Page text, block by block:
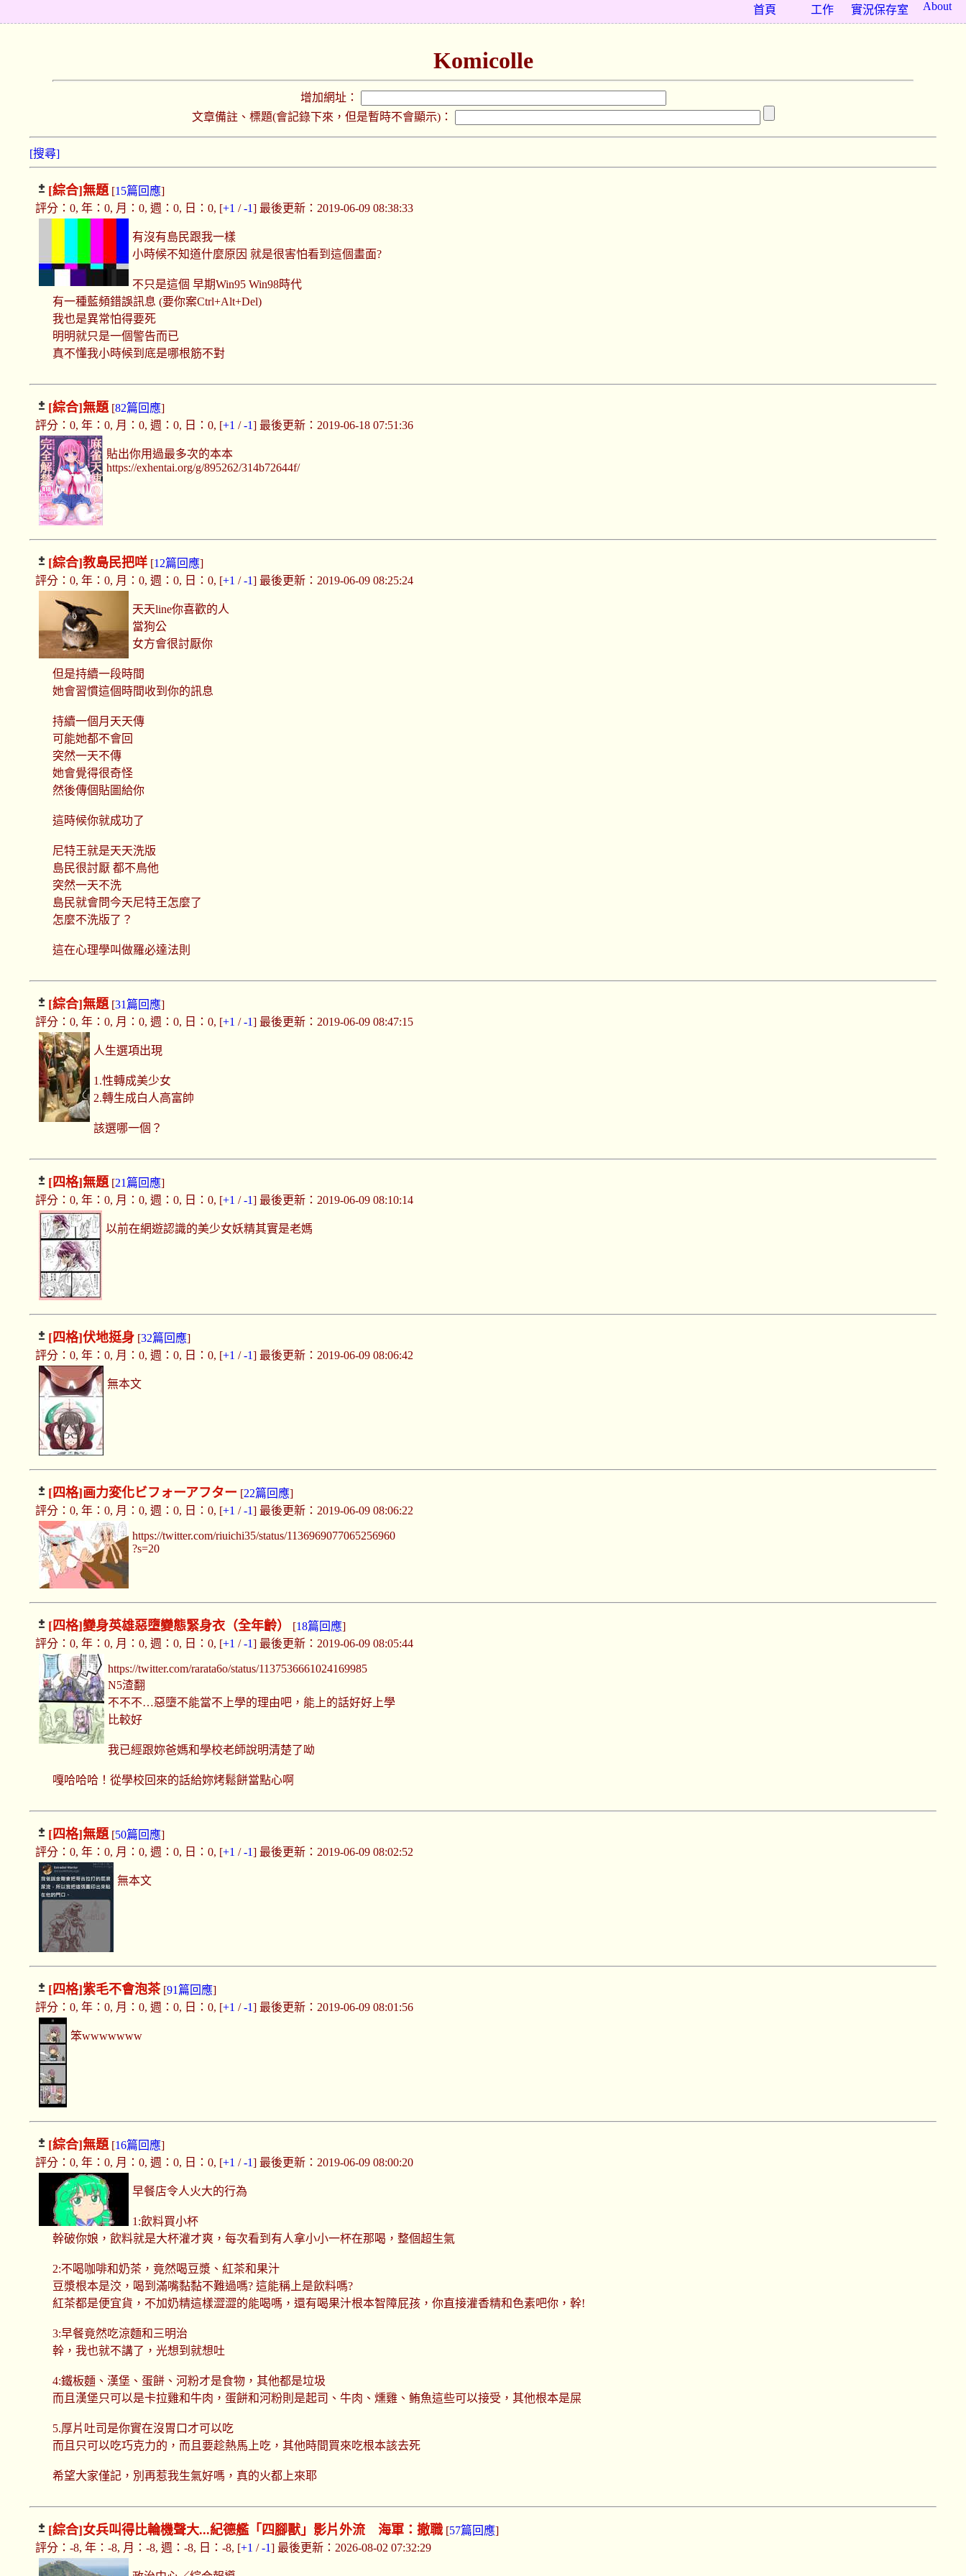
About
實況保存室
工作
首頁
Komicolle
增加網址：
文章備註、標題(會記錄下來，但是暫時不會顯示)：
[搜尋]
[綜合]無題 [15篇回應]
評分：0, 年：0, 月：0, 週：0, 日：0, [+1 /-1] 最後更新：2019-06-09 08:38:33
有沒有島民跟我一樣
小時候不知道什麼原因 就是很害怕看到這個畫面?
不只是這個 早期Win95 Win98時代
有一種藍頻錯誤訊息 (要你案Ctrl+Alt+Del)
我也是異常怕得要死
明明就只是一個警告而已
真不懂我小時候到底是哪根筋不對
[綜合]無題 [82篇回應]
評分：0, 年：0, 月：0, 週：0, 日：0, [+1 /-1] 最後更新：2019-06-18 07:51:36
貼出你用過最多次的本本
https://exhentai.org/g/895262/314b72644f/
[綜合]教島民把咩 [12篇回應]
評分：0, 年：0, 月：0, 週：0, 日：0, [+1 /-1] 最後更新：2019-06-09 08:25:24
天天line你喜歡的人
當狗公
女方會很討厭你
但是持續一段時間
她會習慣這個時間收到你的訊息
持續一個月天天傳
可能她都不會回
突然一天不傳
她會覺得很奇怪
然後傳個貼圖給你
這時候你就成功了
尼特王就是天天洗版
島民很討厭 都不鳥他
突然一天不洗
島民就會問今天尼特王怎麼了
怎麼不洗版了？
這在心理學叫做羅必達法則
[綜合]無題 [31篇回應]
評分：0, 年：0, 月：0, 週：0, 日：0, [+1 /-1] 最後更新：2019-06-09 08:47:15
人生選項出現
1.性轉成美少女
2.轉生成白人高富帥
該選哪一個？
[四格]無題 [21篇回應]
評分：0, 年：0, 月：0, 週：0, 日：0, [+1 /-1] 最後更新：2019-06-09 08:10:14
以前在網遊認識的美少女妖精其實是老媽
[四格]伏地挺身 [32篇回應]
評分：0, 年：0, 月：0, 週：0, 日：0, [+1 /-1] 最後更新：2019-06-09 08:06:42
無本文
[四格]画力変化ビフォーアフター [22篇回應]
評分：0, 年：0, 月：0, 週：0, 日：0, [+1 /-1] 最後更新：2019-06-09 08:06:22
https://twitter.com/riuichi35/status/1136969077065256960
?s=20
[四格]變身英雄惡墮變態緊身衣（全年齡） [18篇回應]
評分：0, 年：0, 月：0, 週：0, 日：0, [+1 /-1] 最後更新：2019-06-09 08:05:44
https://twitter.com/rarata6o/status/1137536661024169985
N5渣翻
不不不…惡墮不能當不上學的理由吧，能上的話好好上學
比較好
我已經跟妳爸媽和學校老師說明清楚了呦
嘎哈哈哈！從學校回來的話給妳烤鬆餅當點心啊
[四格]無題 [50篇回應]
評分：0, 年：0, 月：0, 週：0, 日：0, [+1 /-1] 最後更新：2019-06-09 08:02:52
無本文
[四格]紫毛不會泡茶[91篇回應]
評分：0, 年：0, 月：0, 週：0, 日：0, [+1 /-1] 最後更新：2019-06-09 08:01:56
笨wwwwwww
[綜合]無題 [16篇回應]
評分：0, 年：0, 月：0, 週：0, 日：0, [+1 /-1] 最後更新：2019-06-09 08:00:20
早餐店令人火大的行為
1:飲料買小杯
幹破你娘，飲料就是大杯灌才爽，每次看到有人拿小小一杯在那喝，整個超生氣
2:不喝咖啡和奶茶，竟然喝豆漿、紅茶和果汁
豆漿根本是洨，喝到滿嘴黏黏不難過嗎? 這能稱上是飲料嗎?
紅茶都是便宜貨，不加奶精這樣澀澀的能喝嗎，還有喝果汁根本智障屁孩，你直接灌香精和色素吧你，幹!
3:早餐竟然吃涼麵和三明治
幹，我也就不講了，光想到就想吐
4:鐵板麵、漢堡、蛋餅、河粉才是食物，其他都是垃圾
而且漢堡只可以是卡拉雞和牛肉，蛋餅和河粉則是起司、牛肉、燻雞、鲔魚這些可以接受，其他根本是屎
5.厚片吐司是你實在沒胃口才可以吃
而且只可以吃巧克力的，而且要趁熱馬上吃，其他時間買來吃根本該去死
希望大家僅記，別再惹我生氣好嗎，真的火都上來耶
[綜合]女兵叫得比輪機聲大...紀德艦「四腳獸」影片外流 海軍：撤職 [57篇回應]
評分：-8, 年：-8, 月：-8, 週：-8, 日：-8, [+1 /-1] 最後更新：2026-08-02 07:32:29